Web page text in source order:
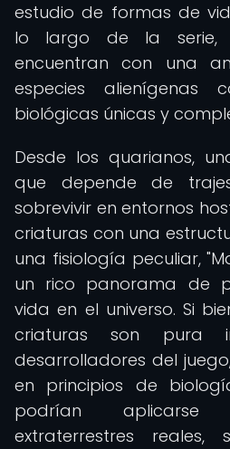
estudio de formas de
lo largo de la serie,
encuentran con una
especies alienígenas
biológicas únicas y
Desde los quarianos,
que depende de
sobrevivir en entornos
criaturas con una
una fisiología peculiar,
un rico panorama de
vida en el universo. Si
criaturas son pura
desarrolladores del
en principios de
podrían aplicarse
extraterrestres